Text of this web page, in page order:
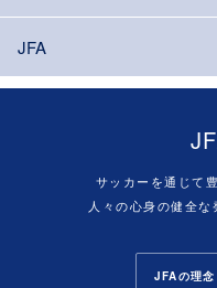
JFA
サッカーを通じて
人々の心身の健全な
JFAの理